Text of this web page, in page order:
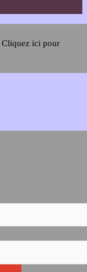
Cliquez ici pour